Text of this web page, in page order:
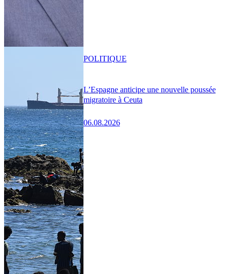
L’Espagne anticipe une nouvelle poussée
migratoire à Ceuta
06.08.2026
POLITIQUE